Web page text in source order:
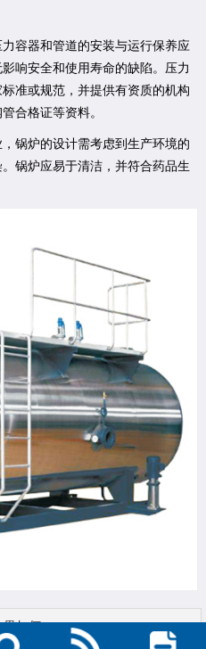
容器和管道的安装与运行保养应
响安全和使用寿命的缺陷。压力
准或规范，并提供有资质的机构
合格证等资料。
锅炉的设计需考虑到生产环境的
锅炉应易于清洁，并符合药品生
果如何...